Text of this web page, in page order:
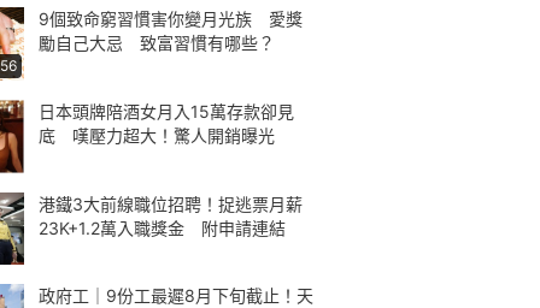
9個致命窮習慣害你變月光族 愛獎
勵自己大忌 致富習慣有哪些？
日本頭牌陪酒女月入15萬存款卻見
底 嘆壓力超大！驚人開銷曝光
港鐵3大前線職位招聘！捉逃票月薪
23K+1.2萬入職獎金 附申請連結
政府工｜9份工最遲8月下旬截止！天